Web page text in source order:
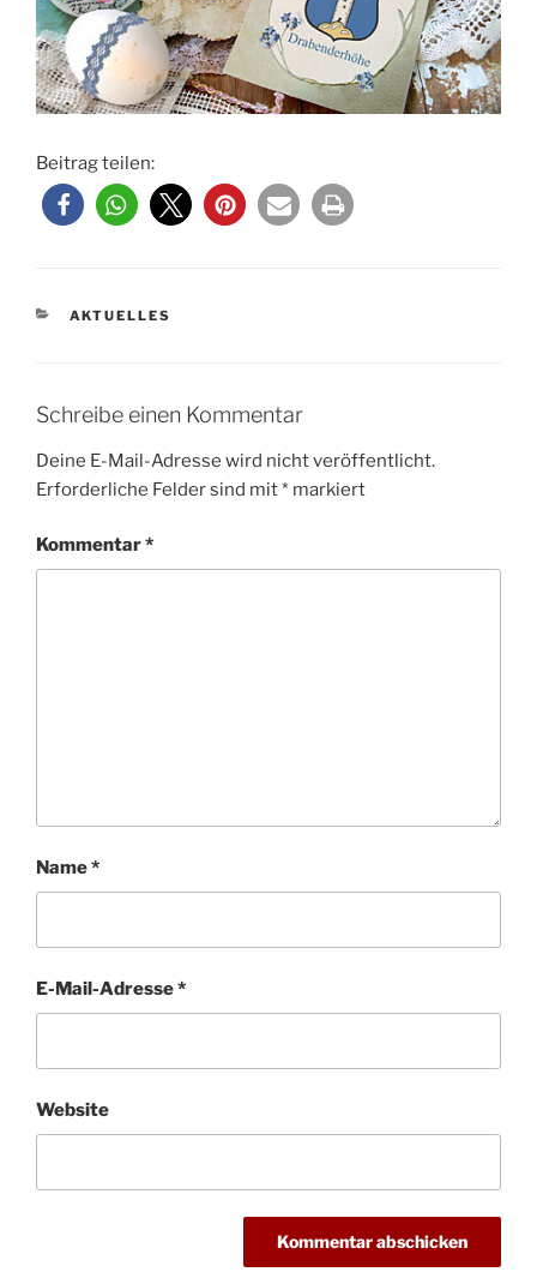
Beitrag teilen:
KATEGORIEN
AKTUELLES
Schreibe einen Kommentar
Deine E-Mail-Adresse wird nicht veröffentlicht.
Erforderliche Felder sind mit* markiert
Kommentar*
Name*
E-Mail-Adresse*
Website